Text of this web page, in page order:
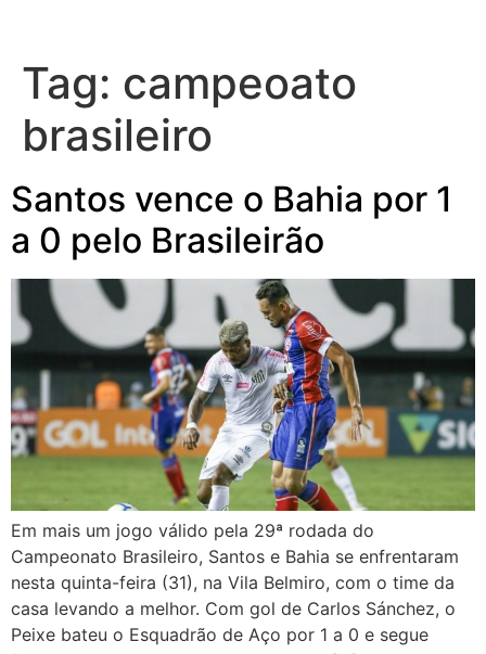
Tag: campeoato
brasileiro
Santos vence o Bahia por 1
a 0 pelo Brasileirão
Em mais um jogo válido pela 29ª rodada do
Campeonato Brasileiro, Santos e Bahia se enfrentaram
nesta quinta-feira (31), na Vila Belmiro, com o time da
casa levando a melhor. Com gol de Carlos Sánchez, o
Peixe bateu o Esquadrão de Aço por 1 a 0 e segue